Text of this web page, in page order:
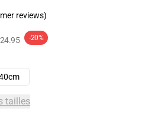
reviews)
-20%
tailles